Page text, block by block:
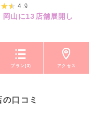
4.9
山に13店舗展開し
プラン(3) アクセス
口コミ